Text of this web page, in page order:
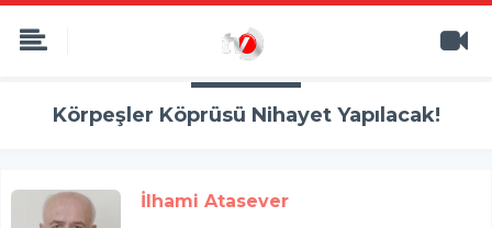
Körpeşler Köprüsü Nihayet Yapılacak!
İlhami Atasever